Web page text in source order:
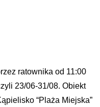
ratownika od 11:00
23/06-31/08. Obiekt
“Plaża Miejska”